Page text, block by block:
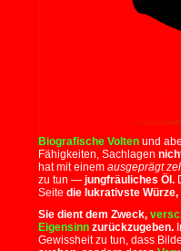
Biografische Volten und
Fähigkeiten, Sachlagen
hat mit einem ausgeprägt
zu tun — jungfräuliches Öl.
Seite die lukrativste Würze,
Sie dient dem Zweck,
Eigensinn zurückzugeben.
Gewissheit zu tun, dass